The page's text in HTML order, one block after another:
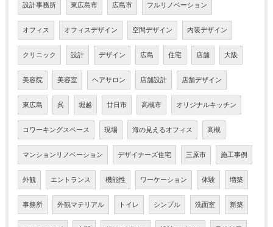
設計事務所 東広島市 広島市 フルリノベーション
オフィス オフィスデザイン 空間デザイン 内装デザイン
クリニック 設計 デザイン 広島 住宅 店舗 大阪
美容院 美容室 ヘアサロン 店舗設計 店舗デザイン
東広島 呉 堀越 廿日市 高槻市 オリジナルキッチン
コワーキングスペース 現場 海の見えるオフィス 高槻
マンションリノベーション デザイナーズ住宅 三原市 施工事例
外観 エントランス 機能性 ワーケーション 体験 増築
事務所 外観マテリアル トイレ シンプル 洗面室 新築